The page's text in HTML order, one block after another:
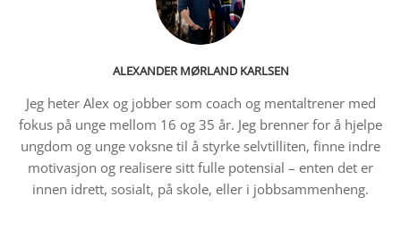
ALEXANDER MØRLAND KARLSEN
Jeg heter Alex og jobber som coach og mentaltrener med
fokus på unge mellom 16 og 35 år. Jeg brenner for å hjelpe
ungdom og unge voksne til å styrke selvtilliten, finne indre
motivasjon og realisere sitt fulle potensial – enten det er
innen idrett, sosialt, på skole, eller i jobbsammenheng.